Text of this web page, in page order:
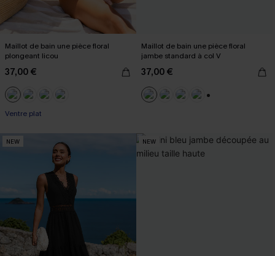
Maillot de bain une pièce floral
plongeant licou
37,00 €
Ventre plat
Maillot de bain une pièce floral
jambe standard à col V
37,00 €
NEW NEW